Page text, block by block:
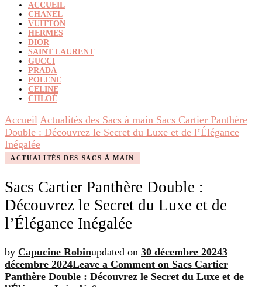
ACCUEIL
CHANEL
VUITTON
HERMES
DIOR
SAINT LAURENT
GUCCI
PRADA
POLENE
CELINE
CHLOÉ
Accueil Actualités des Sacs à main Sacs Cartier Panthère
Double : Découvrez le Secret du Luxe et de l’Élégance
Inégalée
ACTUALITÉS DES SACS À MAIN
Sacs Cartier Panthère Double :
Découvrez le Secret du Luxe et de
l’Élégance Inégalée
by Capucine Robinupdated on 30 décembre 20243
décembre 2024Leave a Comment on Sacs Cartier
Panthère Double : Découvrez le Secret du Luxe et de